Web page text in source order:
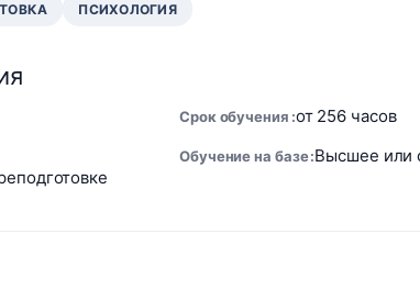
ПСИХОЛОГИЯ
Срок обучения от 256 часов
Обучение на базе Высшее или